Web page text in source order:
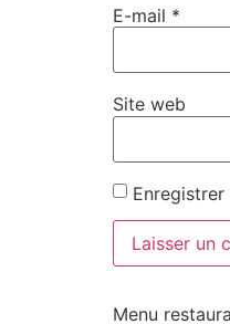
E-mail *
Site web
Menu